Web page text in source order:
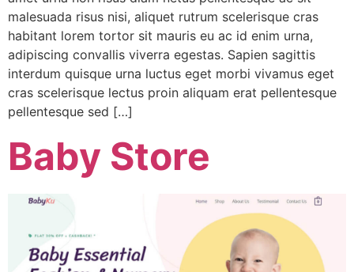
malesuada risus nisi, aliquet rutrum scelerisque cras
habitant lorem tortor sit mauris eu ac id enim urna,
adipiscing convallis viverra egestas. Sapien sagittis
interdum quisque urna luctus eget morbi vivamus eget
cras scelerisque lectus proin aliquam erat pellentesque
pellentesque sed […]
Baby Store